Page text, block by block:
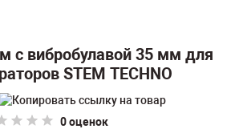
с вибробулавой 35 мм для
STEM TECHNO
0 оценок